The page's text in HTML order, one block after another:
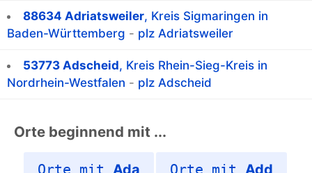
88634 Adriatsweiler, Kreis Sigmaringen in
Baden-Württemberg - plz Adriatsweiler
53773 Adscheid, Kreis Rhein-Sieg-Kreis in
Nordrhein-Westfalen - plz Adscheid
Orte beginnend mit ...